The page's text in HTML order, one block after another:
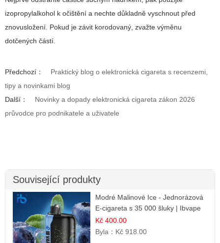
izopropylalkohol k očištění a nechte důkladně vyschnout před
znovusložení. Pokud je závit korodovaný, zvažte výměnu
dotčených částí.
Předchozí：
Praktický blog o elektronická cigareta s recenzemi,
tipy a novinkami blog
Další：
Novinky a dopady elektronická cigareta zákon 2026
průvodce pro podnikatele a uživatele
Související produkty
Modré Malinové Ice - Jednorázová
E-cigareta s 35 000 šluky | Ibvape
Kč 400.00
Byla： Kč 918.00